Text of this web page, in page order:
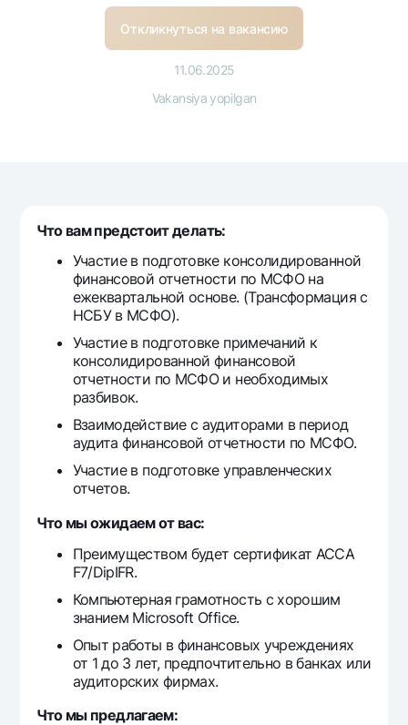
Hamma uchun USD uchun
Talab qilib olinguncha USD
UzCard/HUMO
Eskrou hisobvarag‘i
Sayt bo‘yicha qidiring
Qidirish
Foydali havolalar
Ko'p beriladigan savollar
Matbuot markazi
Ofis va bankomatlar
Shaxsiy ma'lumotlarni qayta ishlashga rozilik berish
Bizni ijtimoiy tarmoqlarda kuzatib boring
+998 78 148-00-101344
Откликнуться на вакансию
11.06.2025
Vakansiya yopilgan
Что вам предстоит делать:
Участие в подготовке консолидированной
финансовой отчетности по МСФО на
ежеквартальной основе. (Трансформация с
НСБУ в МСФО).
Участие в подготовке примечаний к
консолидированной финансовой
отчетности по МСФО и необходимых
разбивок.
Взаимодействие с аудиторами в период
аудита финансовой отчетности по МСФО.
Участие в подготовке управленческих
отчетов.
Что мы ожидаем от вас:
Преимуществом будет сертификат ACCA
F7/DipIFR.
Компьютерная грамотность с хорошим
знанием Microsoft Office.
Опыт работы в финансовых учреждениях
от 1 до 3 лет, предпочтительно в банках или
аудиторских фирмах.
Что мы предлагаем: